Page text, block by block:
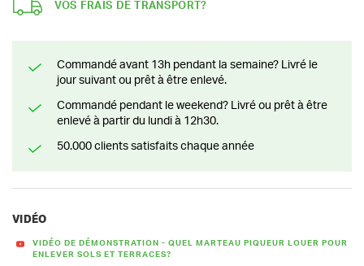
VOS FRAIS DE TRANSPORT?
Commandé avant 13h pendant la semaine? Livré le
jour suivant ou prêt à être enlevé.
Commandé pendant le weekend? Livré ou prêt à être
enlevé à partir du lundi à 12h30.
50.000 clients satisfaits chaque année
VIDÉO
VIDÉO DE DÉMONSTRATION - QUEL MARTEAU PIQUEUR LOUER POUR
ENLEVER SOLS ET TERRACES?